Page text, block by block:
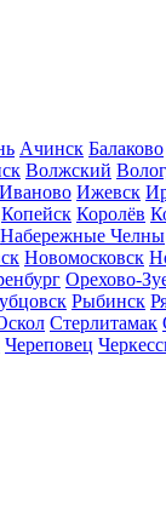
Ачинск Балаково
Волжский
Иваново Ижевск
Копейск Королёв
Набережные Челны
Новомосковск
Орехово-
Рыбинск
Стерлитамак
Череповец